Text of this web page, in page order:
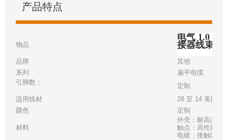
产品特点
物品
电气 1.0 毫
接器线束
品牌
其他
系列
扁平电缆
引脚数：
定制
适用线材
28 至 14 美国线
颜色
定制
材料
外壳：耐高温白
触点：高性能铜
电镀：接触区 -